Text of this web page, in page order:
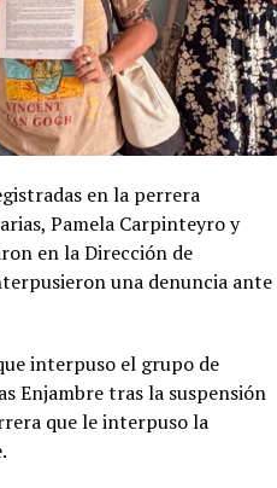
en la perrera
Pamela Carpinteyro y
en la Dirección de
una denuncia ante
interpuso el grupo de
Enjambre tras la suspensión
que le interpuso la